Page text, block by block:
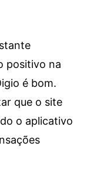
positivo na
é bom.
que o site
o aplicativo